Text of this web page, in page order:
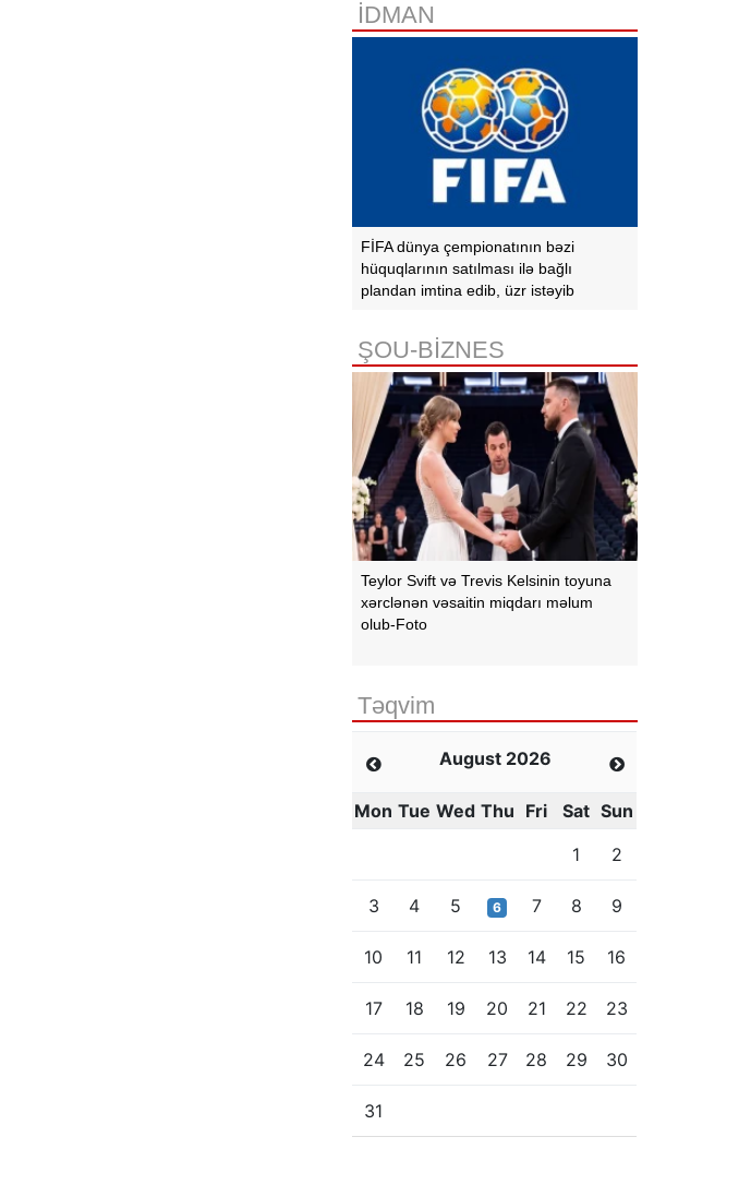
İDMAN
FİFA dünya çempionatının bəzi
hüquqlarının satılması ilə bağlı
plandan imtina edib, üzr istəyib
ŞOU-BİZNES
Teylor Svift və Trevis Kelsinin toyuna
xərclənən vəsaitin miqdarı məlum
olub-Foto
Təqvim
August 2026
Mon Tue Wed Thu Fri Sat Sun
1
2
3 4 5 6 7 8 9
10 11 12 13 14 15 16
17 18 19 20 21 22 23
24 25 26 27 28 29 30
31